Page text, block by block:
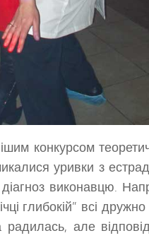
конкурсом
уривки з
виконавцю.
глибокій” всі
але